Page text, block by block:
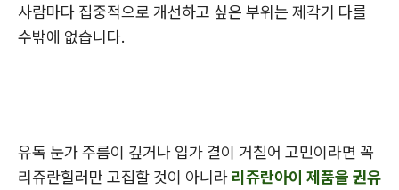
사람마다 집중적으로 개선하고 싶은 부위는 제각기 다를
수밖에 없습니다.
유독 눈가 주름이 깊거나 입가 결이 거칠어 고민이라면 꼭
리쥬란힐러만 고집할 것이 아니라 리쥬란아이 제품을 권유